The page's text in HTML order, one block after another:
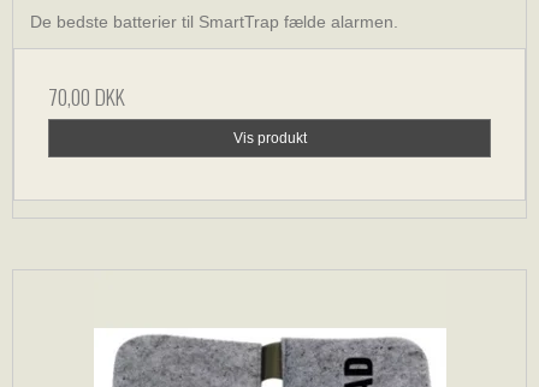
De bedste batterier til SmartTrap fælde alarmen.
70,00 DKK
Vis produkt